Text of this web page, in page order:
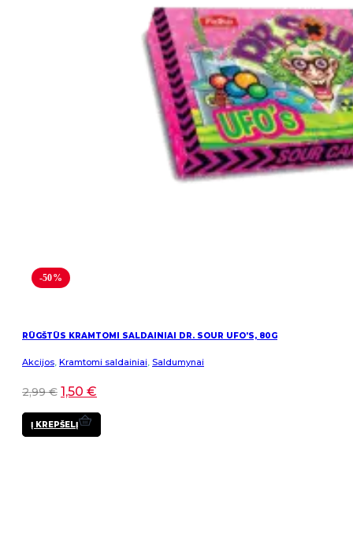
-50%
RŪGŠTŪS KRAMTOMI SALDAINIAI DR. SOUR UFO’S, 80G
Akcijos, Kramtomi saldainiai, Saldumynai
2,99€ 1,50 €
Į KREPŠELĮ